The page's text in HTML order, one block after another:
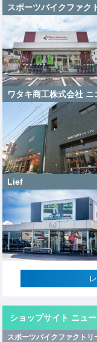
スポーツバイクファク
ワタキ商工株式会社 ニ
Lief
ショップサイト ニュ
スポーツバイクファクトリ